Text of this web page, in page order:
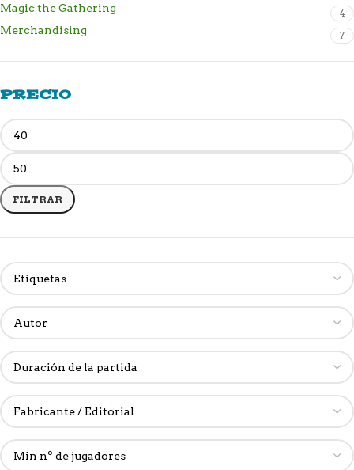
Magic the Gathering 4
Merchandising 7
PRECIO
FILTRAR